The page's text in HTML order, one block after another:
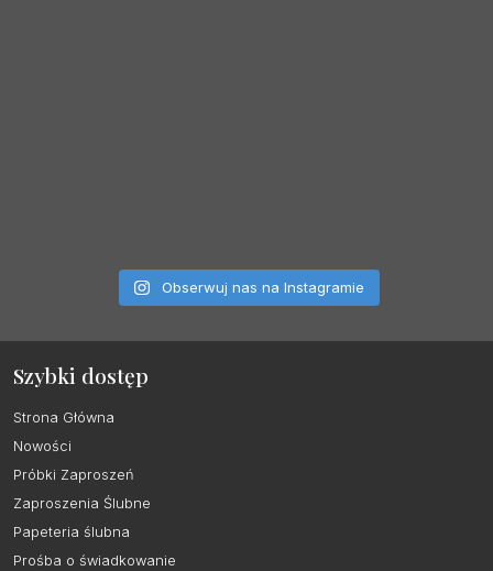
Obserwuj nas na Instagramie
Szybki dostęp
Strona Główna
Nowości
Próbki Zaproszeń
Zaproszenia Ślubne
Papeteria ślubna
Prośba o świadkowanie